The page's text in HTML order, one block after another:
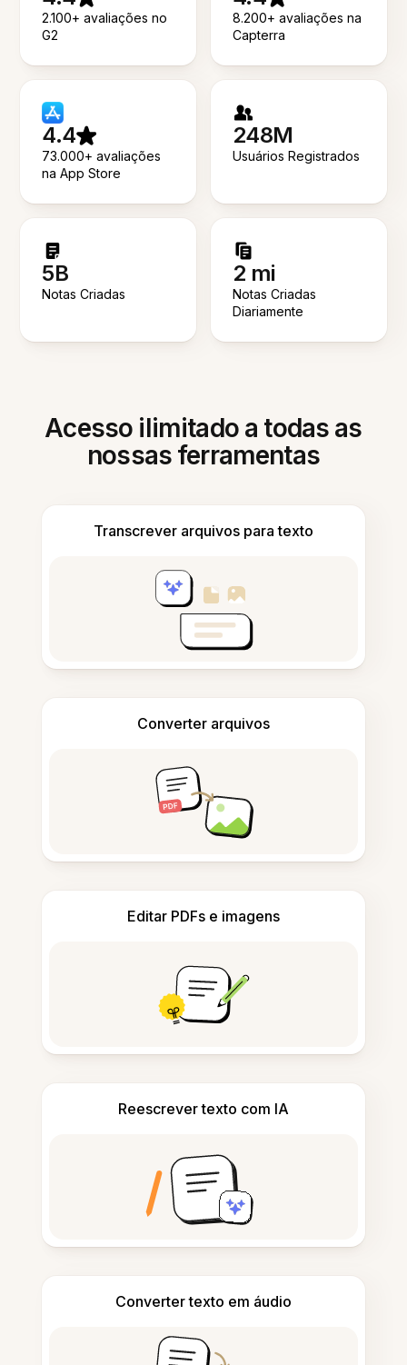
2.100+ avaliações no
G2
8.200+ avaliações na
Capterra
4.4
73.000+ avaliações
na App Store
248M
Usuários Registrados
5B
Notas Criadas
2 mi
Notas Criadas
Diariamente
Acesso ilimitado a todas as
nossas ferramentas
Transcrever arquivos para texto
Converter arquivos
Editar PDFs e imagens
Reescrever texto com IA
Converter texto em áudio